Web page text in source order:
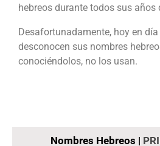
hebreos durante todos sus años
Desafortunadamente, hoy en
desconocen sus nombres
conociéndolos, no los usan.
Nombres Hebreos |